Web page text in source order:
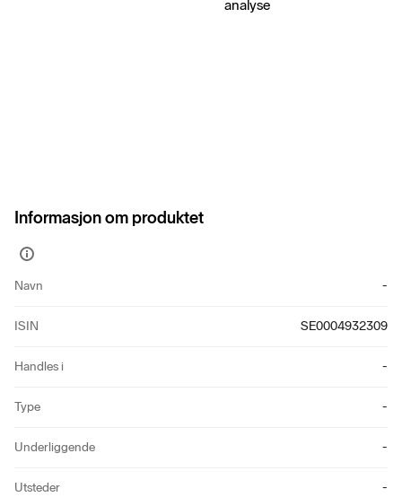
analyse
Informasjon om produktet
Vis
informasjon
Navn -
ISIN SE0004932309
Handles i -
Type -
Underliggende -
Utsteder -